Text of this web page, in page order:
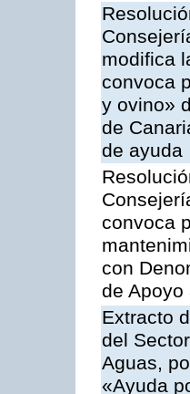
modifica
convoca
y ovino»
de
de ayuda
convoca
con
de Apoyo
Extracto
del
Aguas,
«Ayuda